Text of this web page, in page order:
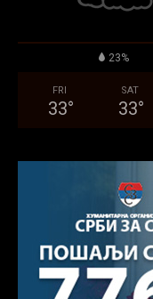
23%
FRI
33°
SAT
33°